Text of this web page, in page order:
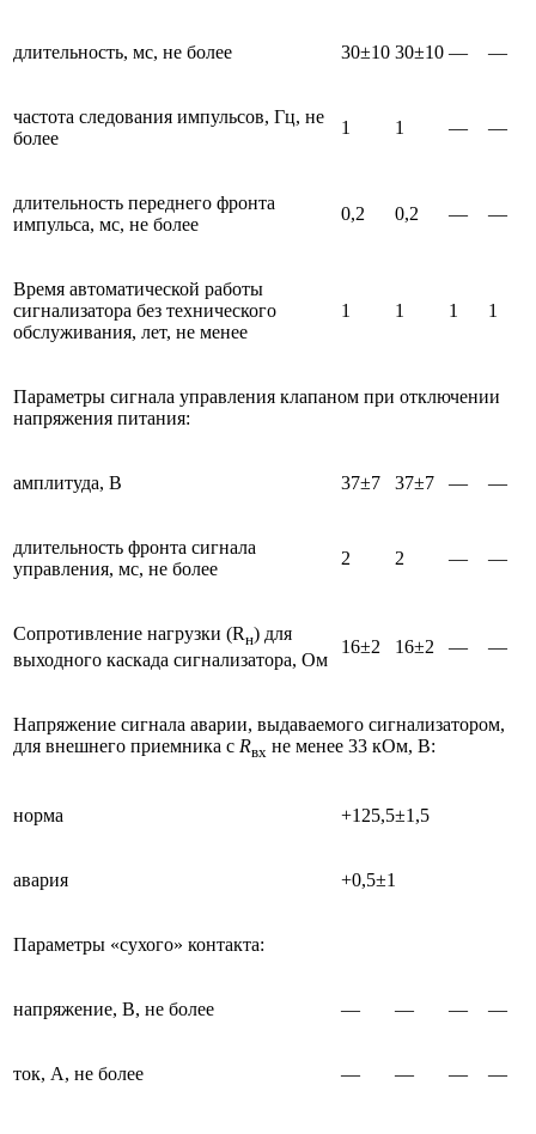
длительность, мс, не более 30±10 30±10 — —
частота следования импульсов, Гц, не
более
1 1 — —
длительность переднего фронта
импульса, мс, не более
0,2 0,2 — —
Время автоматической работы
сигнализатора без технического
обслуживания, лет, не менее
1 1 1 1
Параметры сигнала управления клапаном при отключении
напряжения питания:
амплитуда, В 37±7 37±7 — —
длительность фронта сигнала
управления, мс, не более
2 2 — —
Сопротивление нагрузки (Rн) для
выходного каскада сигнализатора, Ом
16±2 16±2 — —
Напряжение сигнала аварии, выдаваемого сигнализатором,
для внешнего приемника с Rвх не менее 33 кОм, В:
норма +125,5±1,5
авария +0,5±1
Параметры «сухого» контакта:
напряжение, В, не более — — — —
ток, А, не более — — — —